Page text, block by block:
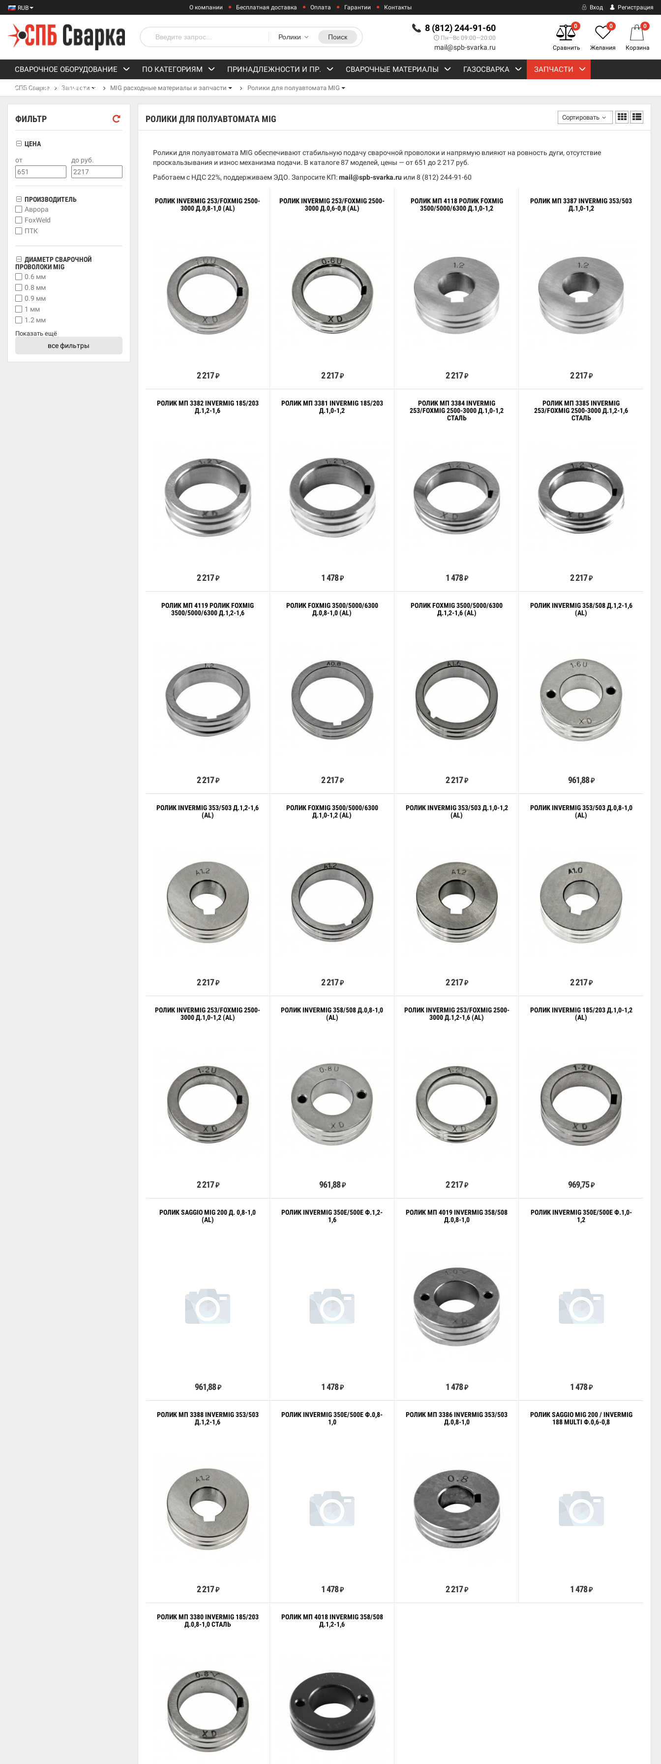
RUB О компании Бесплатная доставка Оплата Гарантии Контакты Вход Регистрация
8 (812) 244-91-60
Пн—Вс 09:00—20:00
mail@spb-svarka.ru
Ролики Поиск
0
Сравнить
0
Желания
0
Корзина
СВАРОЧНОЕ ОБОРУДОВАНИЕ ПО КАТЕГОРИЯМ ПРИНАДЛЕЖНОСТИ И ПР. СВАРОЧНЫЕ МАТЕРИАЛЫ ГАЗОСВАРКА ЗАПЧАСТИ
СРЕДСТВА ЗАЩИТЫ
СПБ Сварка Запчасти MIG расходные материалы и запчасти Ролики для полуавтомата MIG
РОЛИКИ ДЛЯ ПОЛУАВТОМАТА MIG Сортировать
Ролики для полуавтомата MIG обеспечивают стабильную подачу сварочной проволоки и напрямую влияют на ровность дуги, отсутствие
проскальзывания и износ механизма подачи. В каталоге 87 моделей, цены — от 651 до 2 217 руб.
Работаем с НДС 22%, поддерживаем ЭДО. Запросите КП:mail@spb-svarka.ru или 8 (812) 244-91-60
РОЛИК INVERMIG 253/FOXMIG 2500-
3000 Д.0,8-1,0 (AL)
2 217 ₽
РОЛИК INVERMIG 253/FOXMIG 2500-
3000 Д.0,6-0,8 (AL)
2 217 ₽
РОЛИК МП 4118 РОЛИК FOXMIG
3500/5000/6300 Д.1,0-1,2
2 217₽
РОЛИК МП 3387 INVERMIG 353/503
Д.1,0-1,2
2 217₽
РОЛИК МП 3382 INVERMIG 185/203
Д.1,2-1,6
2 217 ₽
РОЛИК МП 3381 INVERMIG 185/203
Д.1,0-1,2
1 478 ₽
РОЛИК МП 3384 INVERMIG
253/FOXMIG 2500-3000 Д.1,0-1,2
СТАЛЬ
1 478₽
РОЛИК МП 3385 INVERMIG
253/FOXMIG 2500-3000 Д.1,2-1,6
СТАЛЬ
2 217₽
РОЛИК МП 4119 РОЛИК FOXMIG
3500/5000/6300 Д.1,2-1,6
2 217 ₽
РОЛИК FOXMIG 3500/5000/6300
Д.0,8-1,0 (AL)
2 217 ₽
РОЛИК FOXMIG 3500/5000/6300
Д.1,2-1,6 (AL)
2 217₽
РОЛИК INVERMIG 358/508 Д.1,2-1,6
(AL)
961,88₽
РОЛИК INVERMIG 353/503 Д.1,2-1,6
(AL)
2 217 ₽
РОЛИК FOXMIG 3500/5000/6300
Д.1,0-1,2 (AL)
2 217 ₽
РОЛИК INVERMIG 353/503 Д.1,0-1,2
(AL)
2 217₽
РОЛИК INVERMIG 353/503 Д.0,8-1,0
(AL)
2 217₽
РОЛИК INVERMIG 253/FOXMIG 2500-
3000 Д.1,0-1,2 (AL)
2 217 ₽
РОЛИК INVERMIG 358/508 Д.0,8-1,0
(AL)
961,88 ₽
РОЛИК INVERMIG 253/FOXMIG 2500-
3000 Д.1,2-1,6 (AL)
2 217₽
РОЛИК INVERMIG 185/203 Д.1,0-1,2
(AL)
969,75₽
РОЛИК SAGGIO MIG 200 Д. 0,8-1,0
(AL)
961,88 ₽
РОЛИК INVERMIG 350E/500E Ф.1,2-
1,6
1 478 ₽
РОЛИК МП 4019 INVERMIG 358/508
Д.0,8-1,0
1 478₽
РОЛИК INVERMIG 350E/500E Ф.1,0-
1,2
1 478₽
РОЛИК МП 3388 INVERMIG 353/503
Д.1,2-1,6
2 217 ₽
РОЛИК INVERMIG 350E/500E Ф.0,8-
1,0
1 478 ₽
РОЛИК МП 3386 INVERMIG 353/503
Д.0,8-1,0
2 217₽
РОЛИК SAGGIO MIG 200 / INVERMIG
188 MULTI Ф.0,6-0,8
1 478₽
РОЛИК МП 3380 INVERMIG 185/203
Д.0,8-1,0 СТАЛЬ
РОЛИК МП 4018 INVERMIG 358/508
Д.1,2-1,6
ФИЛЬТР
ЦЕНА
от до руб.
ПРОИЗВОДИТЕЛЬ
Аврора
FoxWeld
ПТК
ДИАМЕТР СВАРОЧНОЙ
ПРОВОЛОКИ MIG
0.6 мм
0.8 мм
0.9 мм
1 мм
1.2 мм
Показать ещё
все фильтры